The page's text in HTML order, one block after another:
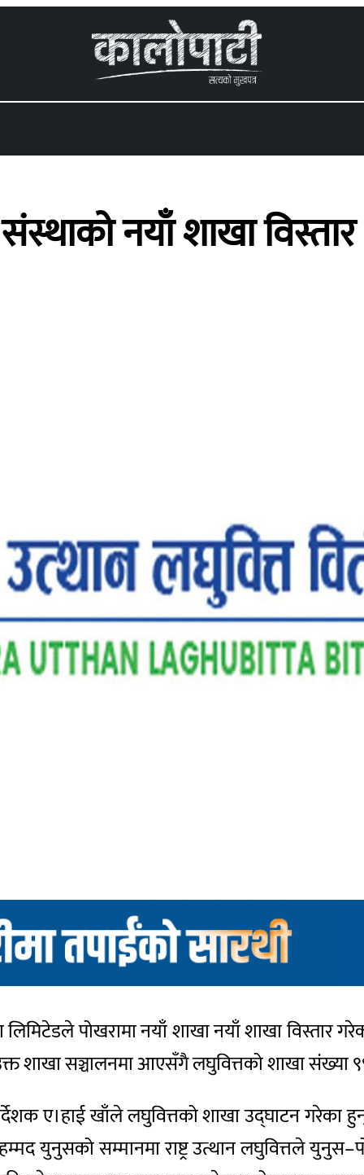
संस्थाको नयाँ शाखा विस्तार
लिमिटेडले पोखरामा नयाँ शाखा नयाँ शाखा
उक्त शाखा सञ्चालनमा आएसँगै लघुवित्तको शाखा संख्या
निर्देशक ए।हाई खाँले लघुवित्तको शाखा उद्घाटन
युनुसको सम्मानमा राष्ट्र उत्थान लघुवित्तले